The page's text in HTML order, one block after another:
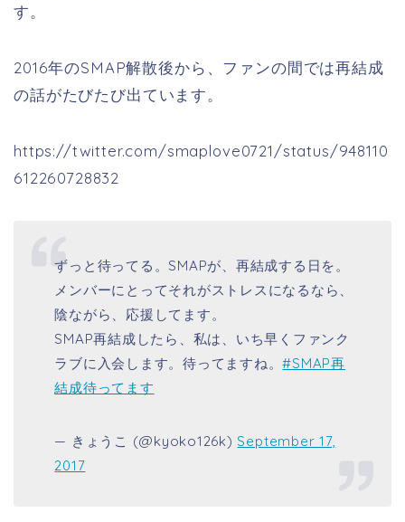
す。
2016年のSMAP解散後から、ファンの間では再結成
の話がたびたび出ています。
https://twitter.com/smaplove0721/status/948110
612260728832
ずっと待ってる。SMAPが、再結成する日を。
メンバーにとってそれがストレスになるなら、
陰ながら、応援してます。
SMAP再結成したら、私は、いち早くファンク
ラブに入会します。待ってますね。#SMAP再
結成待ってます
— きょうこ (@kyoko126k) September 17,
2017